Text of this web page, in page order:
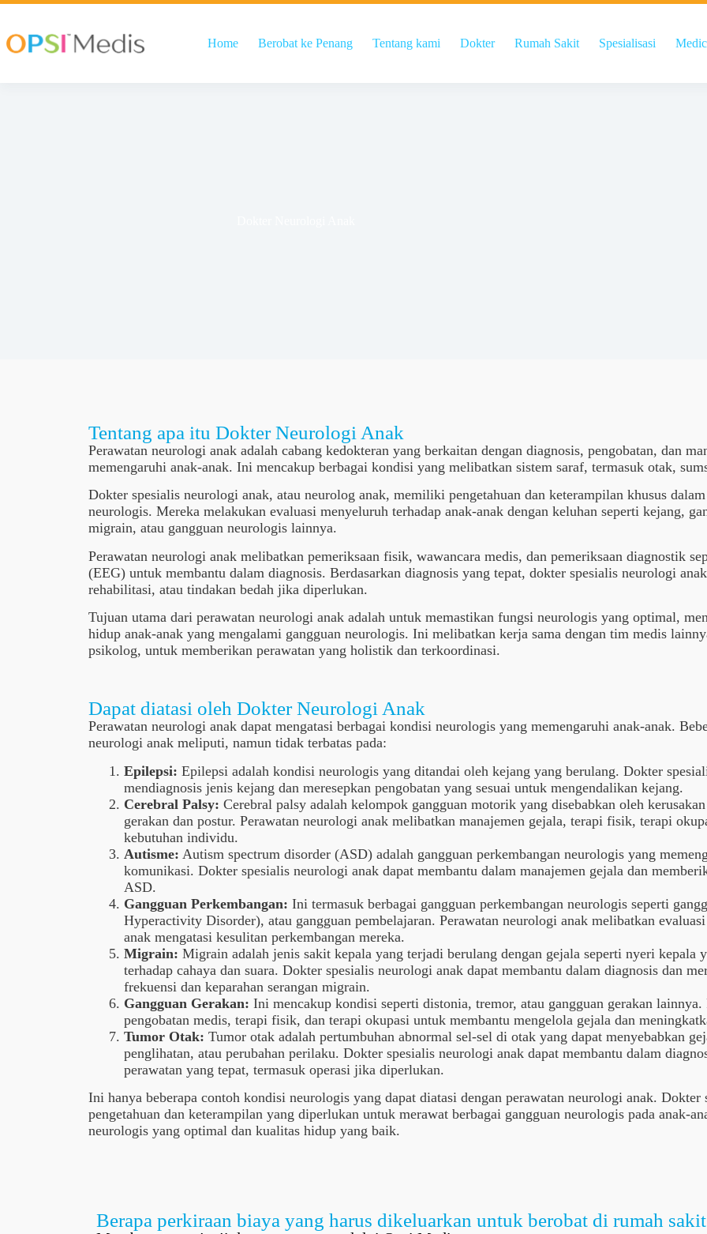
Home Berobat ke Penang Tentang kami Dokter Rumah Sakit Spesialisasi
Tentang apa itu Dokter Neurologi Anak
Perawatan neurologi anak adalah cabang kedokteran yang berkaitan dengan diagnosis, pengobatan, dan
memengaruhi anak-anak. Ini mencakup berbagai kondisi yang melibatkan sistem saraf, termasuk otak,
Dokter spesialis neurologi anak, atau neurolog anak, memiliki pengetahuan dan keterampilan khusus
neurologis. Mereka melakukan evaluasi menyeluruh terhadap anak-anak dengan keluhan seperti kejang,
migrain, atau gangguan neurologis lainnya.
Perawatan neurologi anak melibatkan pemeriksaan fisik, wawancara medis, dan pemeriksaan diagnostik
(EEG) untuk membantu dalam diagnosis. Berdasarkan diagnosis yang tepat, dokter spesialis neurologi
rehabilitasi, atau tindakan bedah jika diperlukan.
Tujuan utama dari perawatan neurologi anak adalah untuk memastikan fungsi neurologis yang optimal,
hidup anak-anak yang mengalami gangguan neurologis. Ini melibatkan kerja sama dengan tim medis
psikolog, untuk memberikan perawatan yang holistik dan terkoordinasi.
Dapat diatasi oleh Dokter Neurologi Anak
Perawatan neurologi anak dapat mengatasi berbagai kondisi neurologis yang memengaruhi anak-anak.
neurologi anak meliputi, namun tidak terbatas pada:
Epilepsi: Epilepsi adalah kondisi neurologis yang ditandai oleh kejang yang berulang. Dokter
mendiagnosis jenis kejang dan meresepkan pengobatan yang sesuai untuk mengendalikan kejang.
Cerebral Palsy: Cerebral palsy adalah kelompok gangguan motorik yang disebabkan oleh
gerakan dan postur. Perawatan neurologi anak melibatkan manajemen gejala, terapi fisik, terapi
kebutuhan individu.
Autisme: Autism spectrum disorder (ASD) adalah gangguan perkembangan neurologis yang
komunikasi. Dokter spesialis neurologi anak dapat membantu dalam manajemen gejala dan
ASD.
Gangguan Perkembangan: Ini termasuk berbagai gangguan perkembangan neurologis seperti
Hyperactivity Disorder), atau gangguan pembelajaran. Perawatan neurologi anak melibatkan
anak mengatasi kesulitan perkembangan mereka.
Migrain: Migrain adalah jenis sakit kepala yang terjadi berulang dengan gejala seperti nyeri kepala
terhadap cahaya dan suara. Dokter spesialis neurologi anak dapat membantu dalam diagnosis dan
frekuensi dan keparahan serangan migrain.
Gangguan Gerakan: Ini mencakup kondisi seperti distonia, tremor, atau gangguan gerakan
pengobatan medis, terapi fisik, dan terapi okupasi untuk membantu mengelola gejala dan
Tumor Otak: Tumor otak adalah pertumbuhan abnormal sel-sel di otak yang dapat menyebabkan
penglihatan, atau perubahan perilaku. Dokter spesialis neurologi anak dapat membantu dalam
perawatan yang tepat, termasuk operasi jika diperlukan.
Ini hanya beberapa contoh kondisi neurologis yang dapat diatasi dengan perawatan neurologi anak.
pengetahuan dan keterampilan yang diperlukan untuk merawat berbagai gangguan neurologis pada anak-
neurologis yang optimal dan kualitas hidup yang baik.
Berapa perkiraan biaya yang harus dikeluarkan untuk berobat di rumah